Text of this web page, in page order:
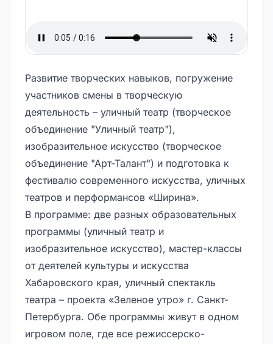
Развитие творческих навыков, погружение
участников смены в творческую
деятельность – уличный театр (творческое
объединение "Уличный театр"),
изобразительное искусство (творческое
объединение "Арт-Талант") и подготовка к
фестивалю современного искусства, уличных
театров и перформансов «Ширина».
В программе: две разных образовательных
программы (уличный театр и
изобразительное искусство), мастер-классы
от деятелей культуры и искусства
Хабаровского края, уличный спектакль
театра – проекта «Зеленое утро» г. Санкт-
Петербурга. Обе программы живут в одном
игровом поле, где все режиссерско-